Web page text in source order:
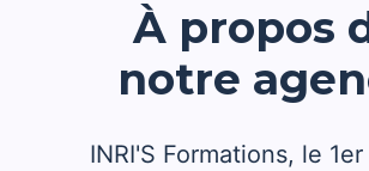
À propos
notre
INRI'S Formations, le